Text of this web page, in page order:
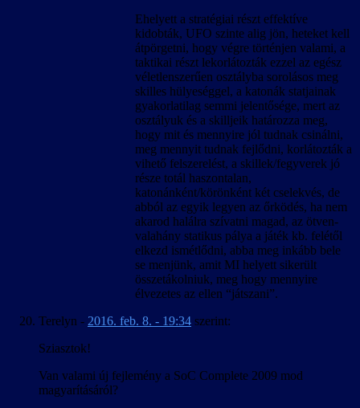
Ehelyett a stratégiai részt effektíve
kidobták, UFO szinte alig jön, heteket kell
átpörgetni, hogy végre történjen valami, a
taktikai részt lekorlátozták ezzel az egész
véletlenszerűen osztályba sorolásos meg
skilles hülyeséggel, a katonák statjainak
gyakorlatilag semmi jelentősége, mert az
osztályuk és a skilljeik határozza meg,
hogy mit és mennyire jól tudnak csinálni,
meg mennyit tudnak fejlődni, korlátozták a
vihető felszerelést, a skillek/fegyverek jó
része totál haszontalan,
katonánként/körönként két cselekvés, de
abból az egyik legyen az őrködés, ha nem
akarod halálra szívatni magad, az ötven-
valahány statikus pálya a játék kb. felétől
elkezd ismétlődni, abba meg inkább bele
se menjünk, amit MI helyett sikerült
összetákolniuk, meg hogy mennyire
élvezetes az ellen “játszani”.
Terelyn - 2016. feb. 8. - 19:34 szerint:
Sziasztok!
Van valami új fejlemény a SoC Complete 2009 mod
magyarításáról?